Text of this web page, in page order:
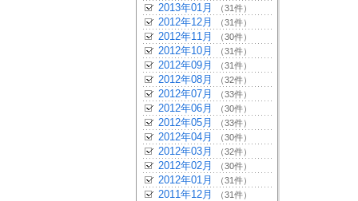
2013年01月 （31件）
2012年12月 （31件）
2012年11月 （30件）
2012年10月 （31件）
2012年09月 （31件）
2012年08月 （32件）
2012年07月 （33件）
2012年06月 （30件）
2012年05月 （33件）
2012年04月 （30件）
2012年03月 （32件）
2012年02月 （30件）
2012年01月 （31件）
2011年12月 （31件）